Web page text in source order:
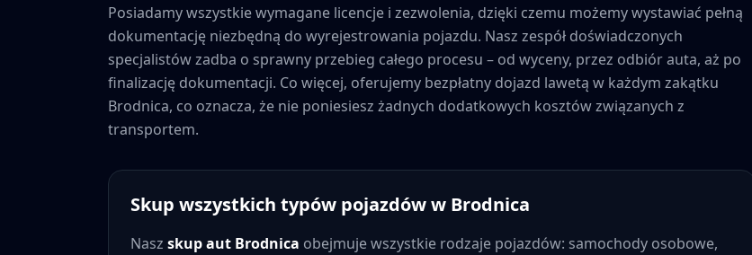
Posiadamy wszystkie wymagane licencje i zezwolenia, dzięki czemu możemy wystawiać pełną
dokumentację niezbędną do wyrejestrowania pojazdu. Nasz zespół doświadczonych
specjalistów zadba o sprawny przebieg całego procesu – od wyceny, przez odbiór auta, aż po
finalizację dokumentacji. Co więcej, oferujemy bezpłatny dojazd lawetą w każdym zakątku
Brodnica, co oznacza, że nie poniesiesz żadnych dodatkowych kosztów związanych z
transportem.
Skup wszystkich typów pojazdów w Brodnica
Nasz skup aut Brodnica obejmuje wszystkie rodzaje pojazdów: samochody osobowe,